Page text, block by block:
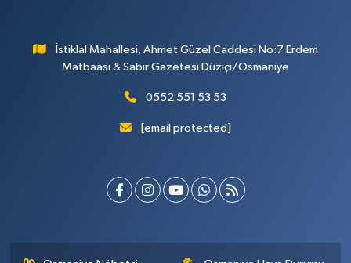
İstiklal Mahallesi, Ahmet Güzel Caddesi No:7 Erdem
Matbaası & Sabır Gazetesi Düziçi/Osmaniye
0552 551 53 53
[email protected]